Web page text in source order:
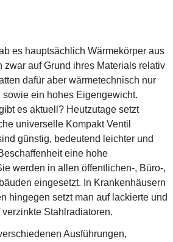
es hauptsächlich Wärmekörper aus
zwar auf Grund ihres Materials relativ
dafür aber wärmetechnisch nur
ein hohes Eigengewicht.
es aktuell? Heutzutage setzt
universelle Kompakt Ventil
günstig, bedeutend leichter und
eine hohe
werden in allen öffentlichen-, Büro-,
eingesetzt. In Krankenhäusern
hingegen setzt man auf lackierte und
Stahlradiatoren.
Ausführungen,